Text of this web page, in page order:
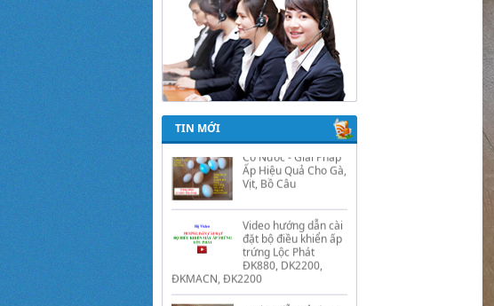
TIN MỚI
Trứng Giả Lộc Phát
Có Nước - Giải Pháp
Video hướng dẫn cài
đặt bộ điều khiển ấp
trứng Lộc Phát
ĐKMACN, ĐK2200
Hướng dẫn sử dụng
bộ điện tự chế nồi
nấu rượu bằng điện
tự động Lộc Phát